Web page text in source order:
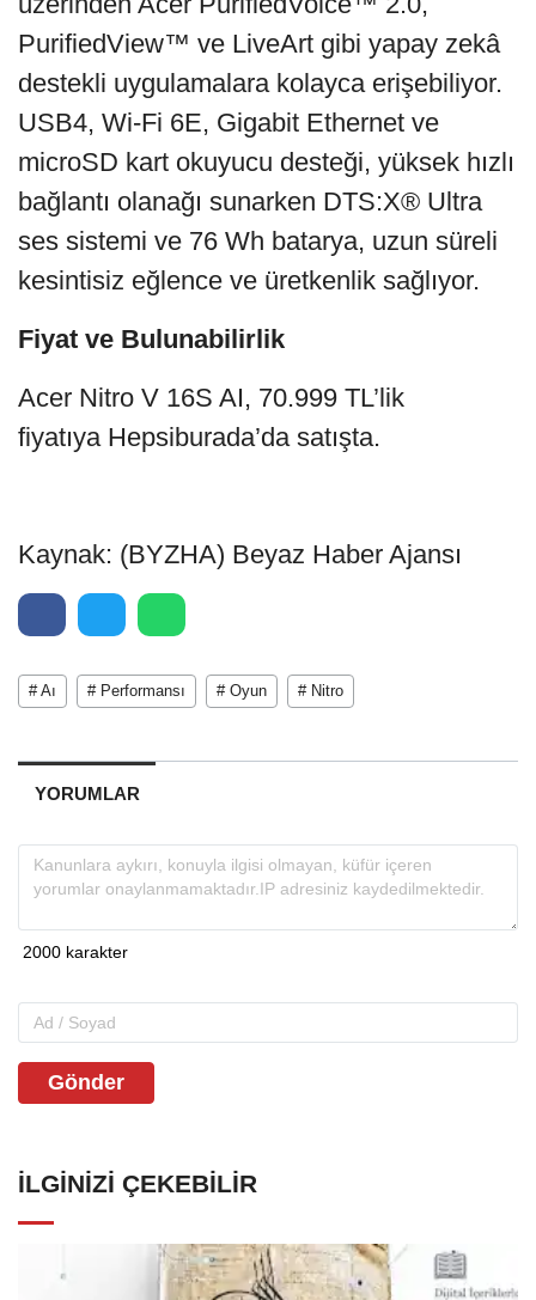
PurifiedView™ ve LiveArt gibi yapay zekâ
destekli uygulamalara kolayca erişebiliyor.
USB4, Wi-Fi 6E, Gigabit Ethernet ve
microSD kart okuyucu desteği, yüksek hızlı
bağlantı olanağı sunarken DTS:X® Ultra
ses sistemi ve 76 Wh batarya, uzun süreli
kesintisiz eğlence ve üretkenlik sağlıyor.
Fiyat ve Bulunabilirlik
Acer Nitro V 16S AI, 70.999 TL’lik
fiyatıya Hepsiburada’da satışta.
Kaynak: (BYZHA) Beyaz Haber Ajansı
# Aı # Performansı # Oyun # Nitro
YORUMLAR
Gönder
İLGINIZI ÇEKEBILIR